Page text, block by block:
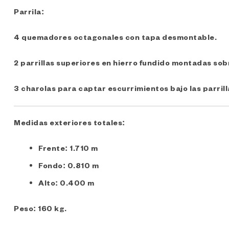
Parrila:
4 quemadores octagonales con tapa desmontable.
2 parrillas superiores en hierro fundido montadas
3 charolas para captar escurrimientos bajo las
Medidas exteriores totales:
Frente: 1.710 m
Fondo: 0.810 m
Alto: 0.400 m
Peso: 160 kg.